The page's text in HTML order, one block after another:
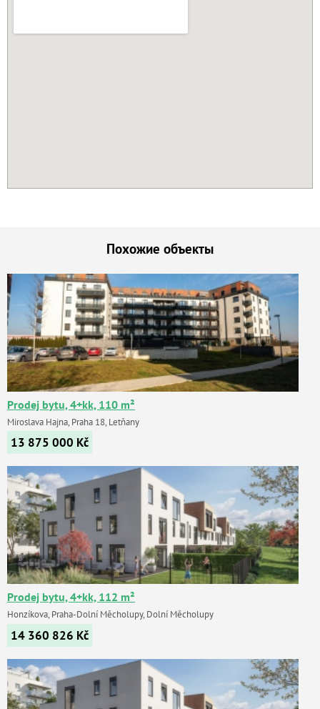
Похожие объекты
Prodej bytu, 4+kk, 110 m²
Miroslava Hajna, Praha 18, Letňany
13 875 000 Kč
Prodej bytu, 4+kk, 112 m²
Honzíkova, Praha-Dolní Měcholupy, Dolní Měcholupy
14 360 826 Kč